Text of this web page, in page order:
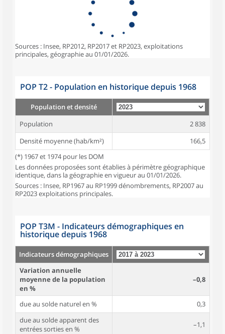
Sources : Insee, RP2012, RP2017 et RP2023, exploitations
principales, géographie au 01/01/2026.
POP T2 - Population en historique depuis 1968
Population et densité
Population
2 838
Densité moyenne (hab/km²)
166,5
(*) 1967 et 1974 pour les DOM
Les données proposées sont établies à périmètre géographique
identique, dans la géographie en vigueur au 01/01/2026.
Sources : Insee, RP1967 au RP1999 dénombrements, RP2007 au
RP2023 exploitations principales.
POP T3M - Indicateurs démographiques en
historique depuis 1968
Indicateurs démographiques
Variation annuelle
moyenne de la population
en %
–0,8
due au solde naturel en %
0,3
due au solde apparent des
entrées sorties en %
–1,1